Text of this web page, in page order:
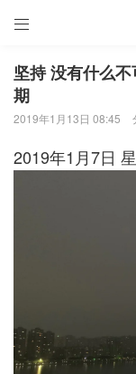

坚持 没有什么
期
2019年1月13日 08:45
2019年1月7日